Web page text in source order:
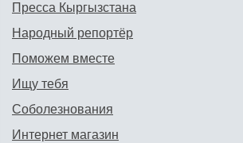
Пресса Кыргызстана
Народный репортёр
Поможем вместе
Ищу тебя
Соболезнования
Интернет магазин